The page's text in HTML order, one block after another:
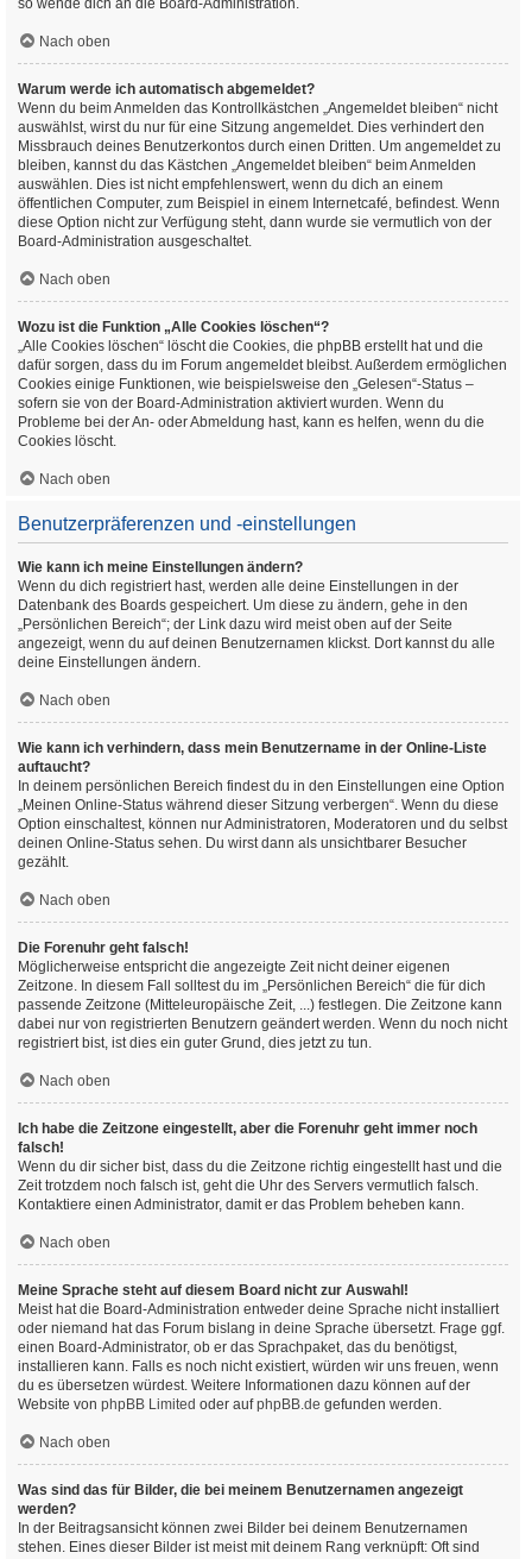
so wende dich an die Board-Administration.
Nach oben
Warum werde ich automatisch abgemeldet?
Wenn du beim Anmelden das Kontrollkästchen „Angemeldet bleiben“ nicht
auswählst, wirst du nur für eine Sitzung angemeldet. Dies verhindert den
Missbrauch deines Benutzerkontos durch einen Dritten. Um angemeldet zu
bleiben, kannst du das Kästchen „Angemeldet bleiben“ beim Anmelden
auswählen. Dies ist nicht empfehlenswert, wenn du dich an einem
öffentlichen Computer, zum Beispiel in einem Internetcafé, befindest. Wenn
diese Option nicht zur Verfügung steht, dann wurde sie vermutlich von der
Board-Administration ausgeschaltet.
Nach oben
Wozu ist die Funktion „Alle Cookies löschen“?
„Alle Cookies löschen“ löscht die Cookies, die phpBB erstellt hat und die
dafür sorgen, dass du im Forum angemeldet bleibst. Außerdem ermöglichen
Cookies einige Funktionen, wie beispielsweise den „Gelesen“-Status –
sofern sie von der Board-Administration aktiviert wurden. Wenn du
Probleme bei der An- oder Abmeldung hast, kann es helfen, wenn du die
Cookies löscht.
Nach oben
Benutzerpräferenzen und -einstellungen
Wie kann ich meine Einstellungen ändern?
Wenn du dich registriert hast, werden alle deine Einstellungen in der
Datenbank des Boards gespeichert. Um diese zu ändern, gehe in den
„Persönlichen Bereich“; der Link dazu wird meist oben auf der Seite
angezeigt, wenn du auf deinen Benutzernamen klickst. Dort kannst du alle
deine Einstellungen ändern.
Nach oben
Wie kann ich verhindern, dass mein Benutzername in der Online-Liste
auftaucht?
In deinem persönlichen Bereich findest du in den Einstellungen eine Option
„Meinen Online-Status während dieser Sitzung verbergen“. Wenn du diese
Option einschaltest, können nur Administratoren, Moderatoren und du selbst
deinen Online-Status sehen. Du wirst dann als unsichtbarer Besucher
gezählt.
Nach oben
Die Forenuhr geht falsch!
Möglicherweise entspricht die angezeigte Zeit nicht deiner eigenen
Zeitzone. In diesem Fall solltest du im „Persönlichen Bereich“ die für dich
passende Zeitzone (Mitteleuropäische Zeit, ...) festlegen. Die Zeitzone kann
dabei nur von registrierten Benutzern geändert werden. Wenn du noch nicht
registriert bist, ist dies ein guter Grund, dies jetzt zu tun.
Nach oben
Ich habe die Zeitzone eingestellt, aber die Forenuhr geht immer noch
falsch!
Wenn du dir sicher bist, dass du die Zeitzone richtig eingestellt hast und die
Zeit trotzdem noch falsch ist, geht die Uhr des Servers vermutlich falsch.
Kontaktiere einen Administrator, damit er das Problem beheben kann.
Nach oben
Meine Sprache steht auf diesem Board nicht zur Auswahl!
Meist hat die Board-Administration entweder deine Sprache nicht installiert
oder niemand hat das Forum bislang in deine Sprache übersetzt. Frage ggf.
einen Board-Administrator, ob er das Sprachpaket, das du benötigst,
installieren kann. Falls es noch nicht existiert, würden wir uns freuen, wenn
du es übersetzen würdest. Weitere Informationen dazu können auf der
Website von phpBB Limited oder aufphpBB.de gefunden werden.
Nach oben
Was sind das für Bilder, die bei meinem Benutzernamen angezeigt
werden?
In der Beitragsansicht können zwei Bilder bei deinem Benutzernamen
stehen. Eines dieser Bilder ist meist mit deinem Rang verknüpft: Oft sind